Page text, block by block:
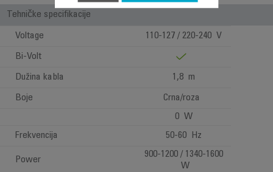
Tehničke specifikacije
Voltage 110-127 / 220-240 V
Bi-Volt
Dužina kabla 1,8 m
Boje
Crna/roza
0 W
Frekvencija
50-60 Hz
Power
900-1200 / 1340-1600
W